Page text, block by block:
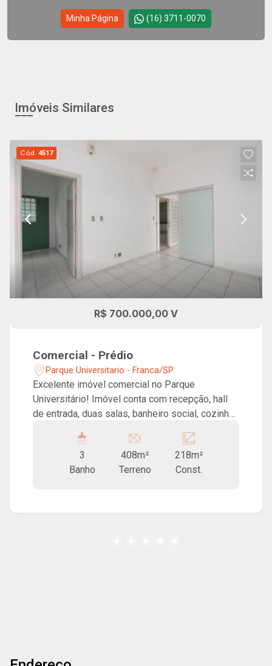
Minha Página (16) 3711-0070
Imóveis Similares
Cód.4517
R$ 700.000,00 V
Comercial - Prédio
Parque Universitario - Franca/SP
Excelente imóvel comercial no Parque
Universitário! Imóvel conta com recepção, hall
de entrada, duas salas, banheiro social, cozinha
duas salas no fundo e amplo quintal com jardim!
3
Banho
408m²
Terreno
218m²
Const.